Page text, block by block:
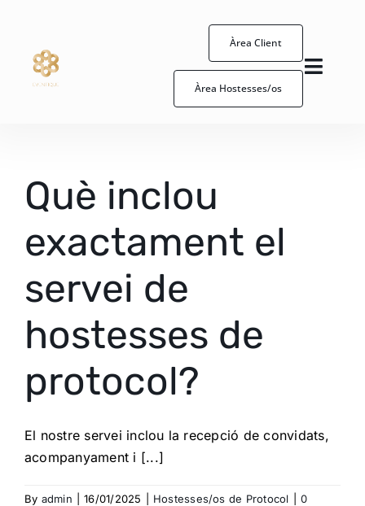
content
Contacte
Àrea Client
Àrea Hostesses/os
Què inclou
exactament el
servei de
hostesses de
protocol?
El nostre servei inclou la recepció de convidats,
acompanyament i [...]
By admin 16/01/2025 Hostesses/os de Protocol
0